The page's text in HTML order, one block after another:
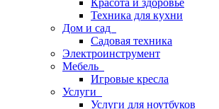
Красота и здоровье
Техника для кухни
Дом и сад
Садовая техника
Электроинструмент
Мебель
Игровые кресла
Услуги
Услуги для ноутбуков